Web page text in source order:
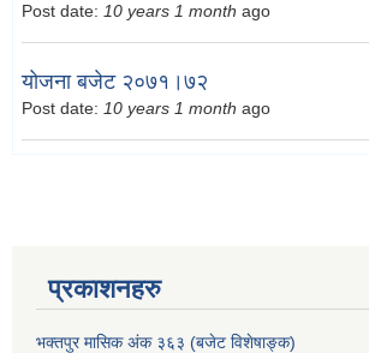
Post date: 10 years 1 month ago
योजना बजेट २०७१।७२
Post date: 10 years 1 month ago
प्रकाशनहरु
भक्तपुर मासिक अंक ३६३ (बजेट विशेषाङ्क)